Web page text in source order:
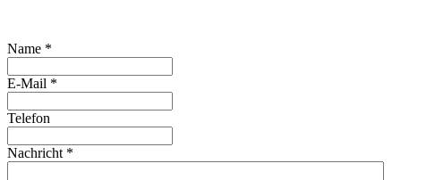
Name *
E-Mail *
Telefon
Nachricht *